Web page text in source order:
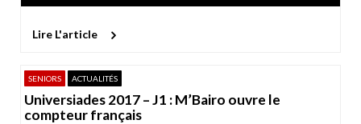
Lire L'article
SENIORS ACTUALITÉS
Universiades 2017 – J1 : M’Bairo ouvre le
compteur français